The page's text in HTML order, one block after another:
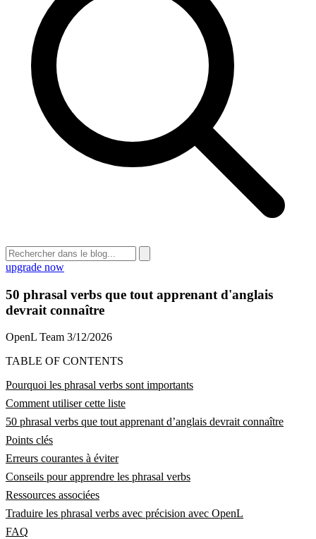
upgrade now
50 phrasal verbs que tout apprenant d'anglais
devrait connaître
OpenL Team 3/12/2026
TABLE OF CONTENTS
Pourquoi les phrasal verbs sont importants
Comment utiliser cette liste
50 phrasal verbs que tout apprenant d’anglais devrait connaître
Points clés
Erreurs courantes à éviter
Conseils pour apprendre les phrasal verbs
Ressources associées
Traduire les phrasal verbs avec précision avec OpenL
FAQ